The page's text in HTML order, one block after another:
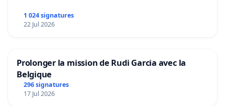
1 024 signatures
22 Jul 2026
Prolonger la mission de Rudi Garcia avec la
Belgique
296 signatures
17 Jul 2026